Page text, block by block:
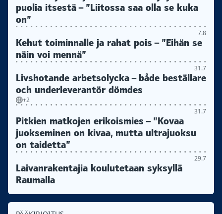
puolia itsestä – ”Liitossa saa olla se kuka
on”
7.8
Kehut toiminnalle ja rahat pois – ”Eihän se
näin voi mennä”
31.7
Livshotande arbetsolycka – både beställare
och underleverantör dömdes
+2
31.7
Pitkien matkojen erikoismies – ”Kovaa
juokseminen on kivaa, mutta ultrajuoksu
on taidetta”
29.7
Laivanrakentajia koulutetaan syksyllä
Raumalla